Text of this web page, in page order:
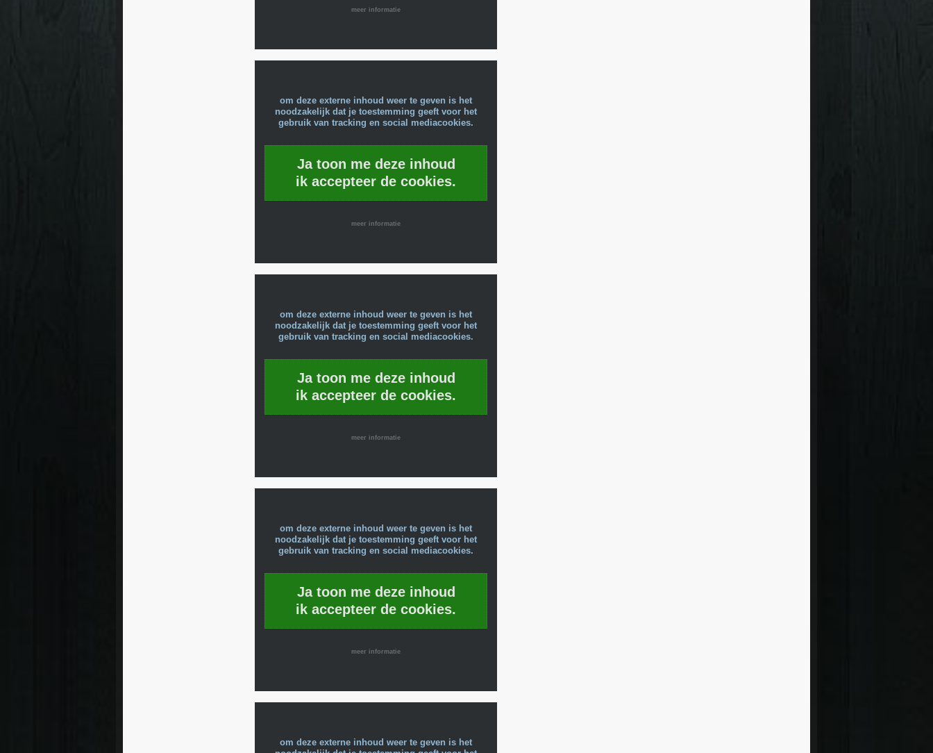
meer informatie
om deze externe inhoud weer te geven is het
noodzakelijk dat je toestemming geeft voor het
gebruik van tracking en social mediacookies.
Ja toon me deze inhoud
ik accepteer de cookies.
meer informatie
om deze externe inhoud weer te geven is het
noodzakelijk dat je toestemming geeft voor het
gebruik van tracking en social mediacookies.
Ja toon me deze inhoud
ik accepteer de cookies.
meer informatie
om deze externe inhoud weer te geven is het
noodzakelijk dat je toestemming geeft voor het
gebruik van tracking en social mediacookies.
Ja toon me deze inhoud
ik accepteer de cookies.
meer informatie
om deze externe inhoud weer te geven is het